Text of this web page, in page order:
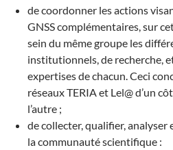
de coordonner les actions
GNSS complémentaires, sur
sein du même groupe les
institutionnels, de recherche,
expertises de chacun. Ceci
réseaux TERIA et Lel@ d’un
l’autre ;
de collecter, qualifier,
la communauté scientifique :